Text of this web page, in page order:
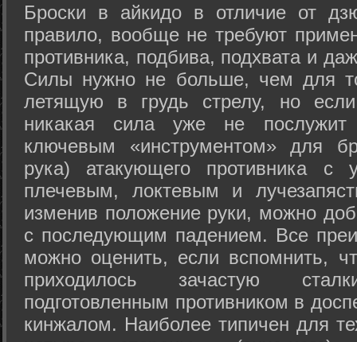
Броски в айкидо в отличие от
правило, вообще не требуют
противника, подбива, подхвата и
Силы нужно не больше, чем для
летящую в грудь стрелу, но
никакая сила уже не
ключевым «инструментом» для
рука) атакующего противника с
плечевым, локтевым и
изменив положение руки, можно
с последующим падением. Все
можно оценить, если вспомнить,
приходилось зачастую
подготовленным противником в
кинжалом. Наиболее типичен для